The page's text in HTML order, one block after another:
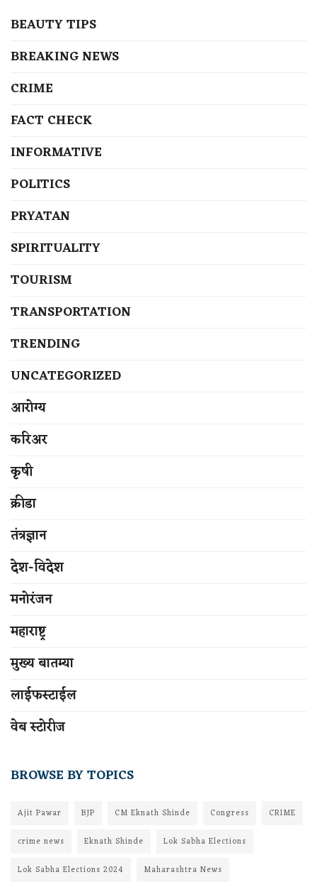
BEAUTY TIPS
BREAKING NEWS
CRIME
FACT CHECK
INFORMATIVE
POLITICS
PRYATAN
SPIRITUALITY
TOURISM
TRANSPORTATION
TRENDING
UNCATEGORIZED
आरोग्य
करिअर
कृषी
क्रीडा
तंत्रज्ञान
देश-विदेश
मनोरंजन
महाराष्ट्र
मुख्य बातम्या
लाईफस्टाईल
वेब स्टोरीज
BROWSE BY TOPICS
Ajit Pawar BJP CM Eknath Shinde Congress
CRIME
crime news
Eknath Shinde
Lok Sabha Elections
Lok Sabha Elections 2024
Maharashtra News